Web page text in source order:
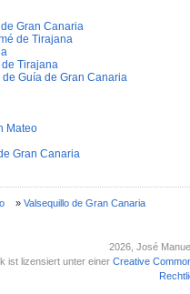
Gran Canaria
de Tirajana
Tirajana
Guí­a de Gran Canaria
Mateo
Gran Canaria
» Valsequillo de Gran Canaria
2026 , José
ist lizensiert unter einer Creative